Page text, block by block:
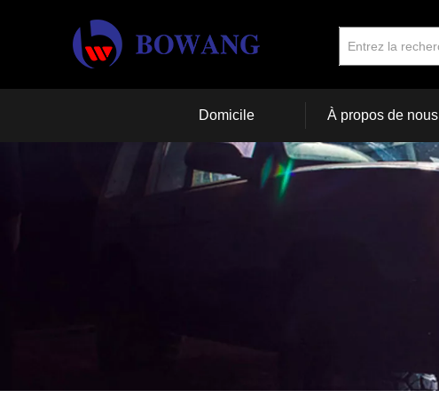
Domicile À propos de nous